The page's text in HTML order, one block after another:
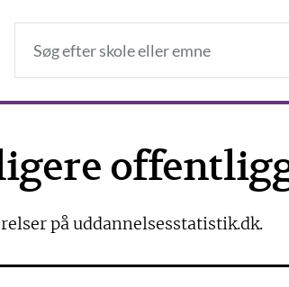
på uddannelsesstatistik.dk.